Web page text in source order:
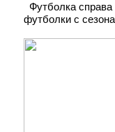
Футболка
футболки с